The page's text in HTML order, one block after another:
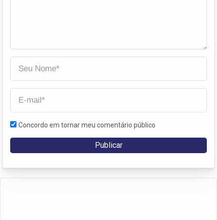
Concordo em tornar meu comentário público